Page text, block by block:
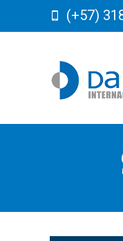
(+57)